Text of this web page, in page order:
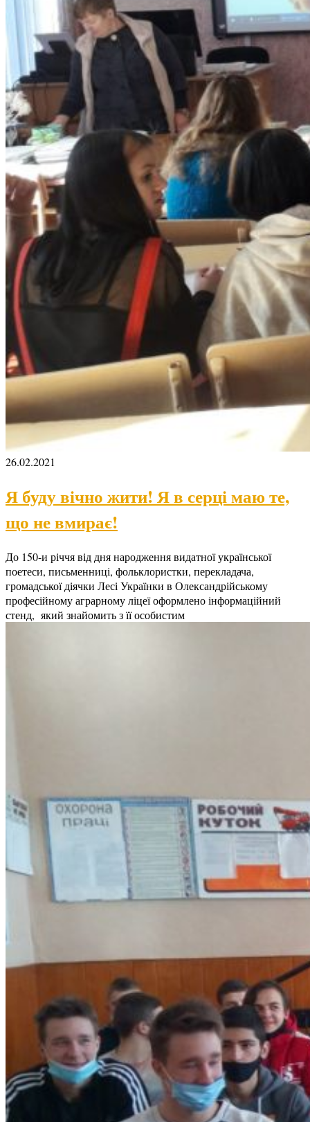
26.02.2021
Я буду вічно жити! Я в серці маю те,
що не вмирає!
До 150-и річчя від дня народження видатної української
поетеси, письменниці, фольклористки, перекладача,
громадської діячки Лесі Українки в Олександрійському
професійному аграрному ліцеї оформлено інформаційний
стенд, який знайомить з її особистим